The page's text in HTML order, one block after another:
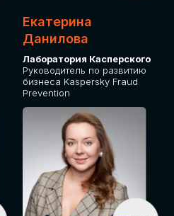
Екатерина
Данилова
Лаборатория Касперского
Руководитель по развитию
бизнеса Kaspersky Fraud
Prevention